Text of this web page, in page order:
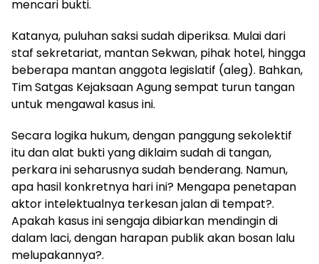
mencari bukti.
​Katanya, puluhan saksi sudah diperiksa. Mulai dari
staf sekretariat, mantan Sekwan, pihak hotel, hingga
beberapa mantan anggota legislatif (aleg). Bahkan,
Tim Satgas Kejaksaan Agung sempat turun tangan
untuk mengawal kasus ini.
​Secara logika hukum, dengan panggung sekolektif
itu dan alat bukti yang diklaim sudah di tangan,
perkara ini seharusnya sudah benderang. Namun,
apa hasil konkretnya hari ini? Mengapa penetapan
aktor intelektualnya terkesan jalan di tempat?. ​
Apakah kasus ini sengaja dibiarkan mendingin di
dalam laci, dengan harapan publik akan bosan lalu
melupakannya?.